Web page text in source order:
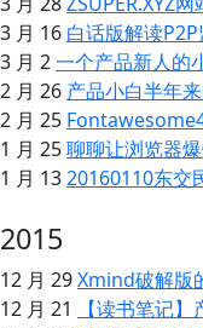
3 月 16 白话版解读
3 月 2一个产品新人的
2 月 26 产品小白半年
2 月 25
1 月 25聊聊让浏览器
1 月 1320160110东交
2015
12 月 29Xmind破解版
12 月 21
【读书笔记